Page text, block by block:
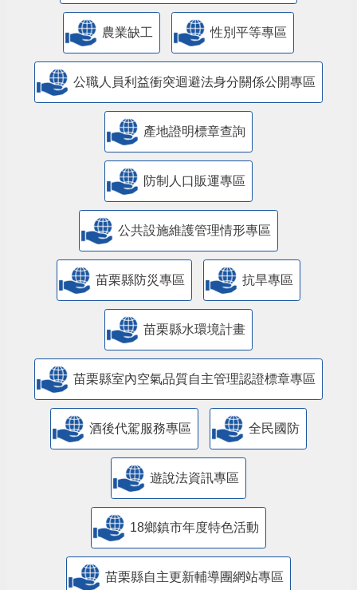
農業缺工 性別平等專區
公職人員利益衝突迴避法身分關係公開專區
產地證明標章查詢
防制人口販運專區
​公共設施維護管理情形專區
苗栗縣防災專區 抗旱專區
苗栗縣水環境計畫
苗栗縣室內空氣品質自主管理認證標章專區
酒後代駕服務專區 全民國防
遊說法資訊專區
18鄉鎮市年度特色活動
苗栗縣自主更新輔導團網站專區